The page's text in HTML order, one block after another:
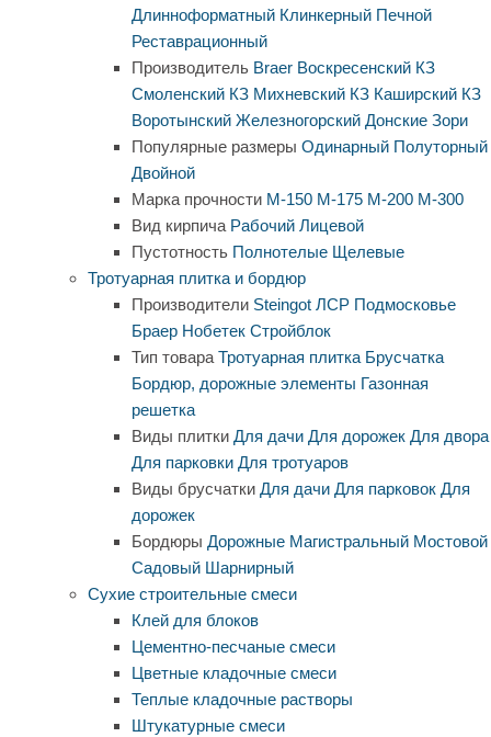
Длинноформатный Клинкерный Печной
Реставрационный
Производитель Braer Воскресенский КЗ
Смоленский КЗ Михневский КЗ Каширский КЗ
Воротынский Железногорский Донские Зори
Популярные размеры Одинарный Полуторный
Двойной
Марка прочности М-150 М-175 М-200 М-300
Вид кирпича Рабочий Лицевой
Пустотность Полнотелые Щелевые
Тротуарная плитка и бордюр
Производители Steingot ЛСР Подмосковье
Браер Нобетек Стройблок
Тип товара Тротуарная плитка Брусчатка
Бордюр, дорожные элементы Газонная
решетка
Виды плитки Для дачи Для дорожек Для двора
Для парковки Для тротуаров
Виды брусчатки Для дачи Для парковок Для
дорожек
Бордюры Дорожные Магистральный Мостовой
Садовый Шарнирный
Сухие строительные смеси
Клей для блоков
Цементно-песчаные смеси
Цветные кладочные смеси
Теплые кладочные растворы
Штукатурные смеси